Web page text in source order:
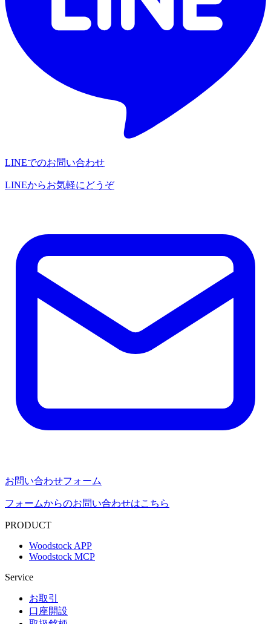
LINEでのお問い合わせ
LINEからお気軽にどうぞ
お問い合わせフォーム
フォームからのお問い合わせはこちら
PRODUCT
Woodstock APP
Woodstock MCP
Service
お取引
口座開設